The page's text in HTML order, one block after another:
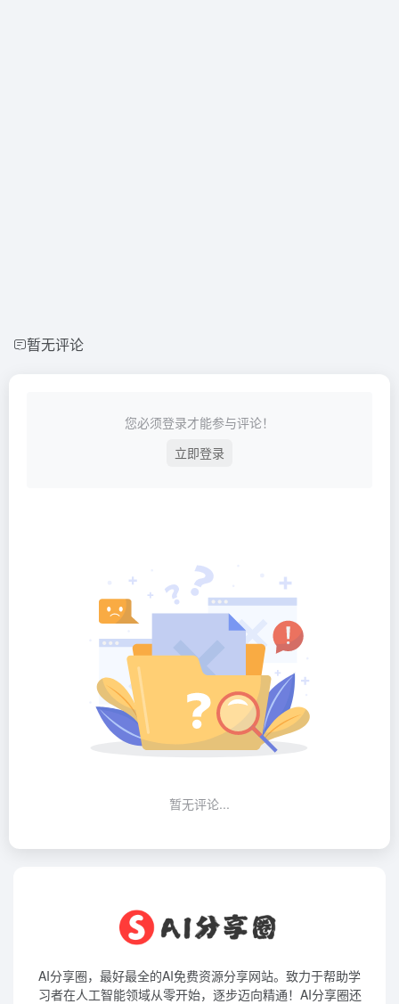
暂无评论
您必须登录才能参与评论！
立即登录
暂无评论...
AI分享圈，最好最全的AI免费资源分享网站。致力于帮助学
习者在人工智能领域从零开始，逐步迈向精通！AI分享圈还